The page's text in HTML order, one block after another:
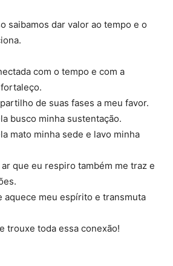
saibamos dar valor ao tempo e o
com o tempo e com a
de suas fases a meu favor.
busco minha sustentação.
mato minha sede e lavo minha
que eu respiro também me traz e
aquece meu espírito e transmuta
trouxe toda essa conexão!